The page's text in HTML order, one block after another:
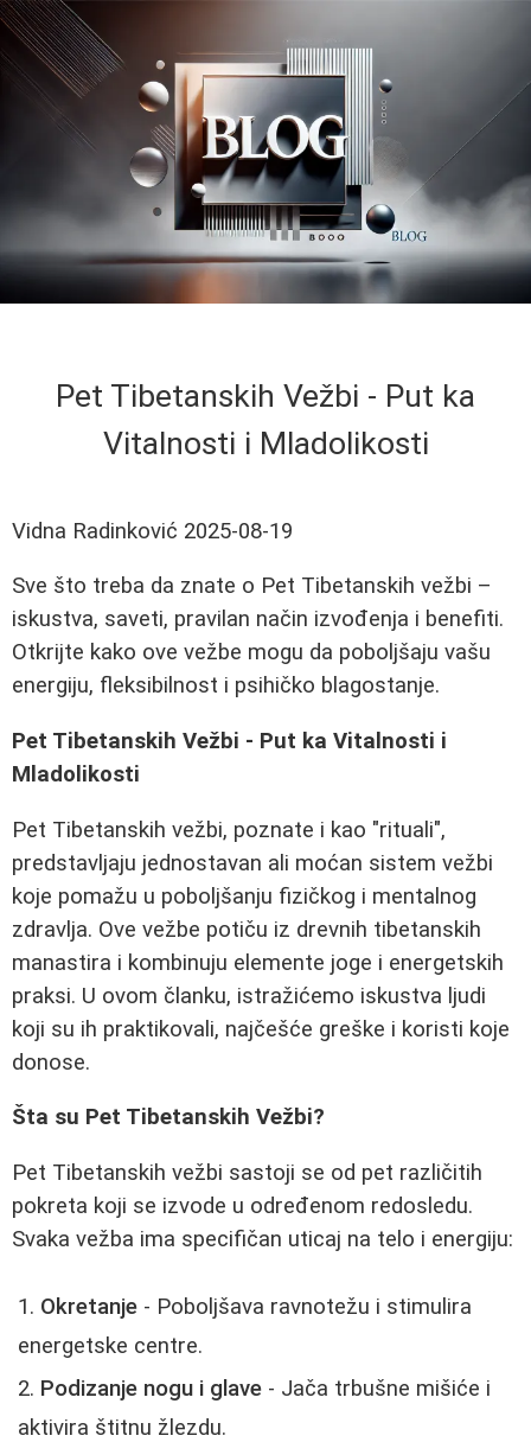
Pet Tibetanskih Vežbi - Put ka
Vitalnosti i Mladolikosti
Vidna Radinković 2025-08-19
Sve što treba da znate o Pet Tibetanskih vežbi –
iskustva, saveti, pravilan način izvođenja i benefiti.
Otkrijte kako ove vežbe mogu da poboljšaju vašu
energiju, fleksibilnost i psihičko blagostanje.
Pet Tibetanskih Vežbi - Put ka Vitalnosti i
Mladolikosti
Pet Tibetanskih vežbi, poznate i kao "rituali",
predstavljaju jednostavan ali moćan sistem vežbi
koje pomažu u poboljšanju fizičkog i mentalnog
zdravlja. Ove vežbe potiču iz drevnih tibetanskih
manastira i kombinuju elemente joge i energetskih
praksi. U ovom članku, istražićemo iskustva ljudi
koji su ih praktikovali, najčešće greške i koristi koje
donose.
Šta su Pet Tibetanskih Vežbi?
Pet Tibetanskih vežbi sastoji se od pet različitih
pokreta koji se izvode u određenom redosledu.
Svaka vežba ima specifičan uticaj na telo i energiju:
Okretanje - Poboljšava ravnotežu i stimulira
energetske centre.
Podizanje nogu i glave - Jača trbušne mišiće i
aktivira štitnu žlezdu.